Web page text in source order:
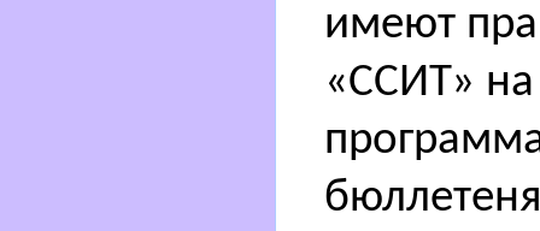
имеют
«ССИТ»